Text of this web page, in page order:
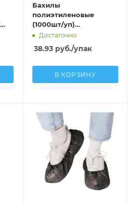
Бахилы
полиэтиленовые
(1000шт/уп)
MEDСЕРВИС СУПЕР 40
(40мкм) бело-синий в
евроблоке
Достаточно
38.93руб./упак
В КОРЗИНУ